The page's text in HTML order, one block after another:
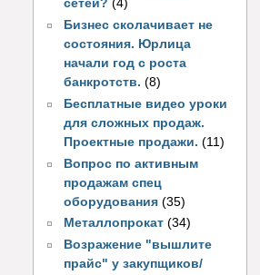
сетей? (4)
Бизнес сколачивает не
состояния. Юрлица
начали год с роста
банкротств. (8)
Бесплатные видео уроки
для сложных продаж.
Проектные продажи. (11)
Вопрос по активным
продажам спец
оборудования (35)
Металлопрокат (34)
Возражение "вышлите
прайс" у закупщиков/